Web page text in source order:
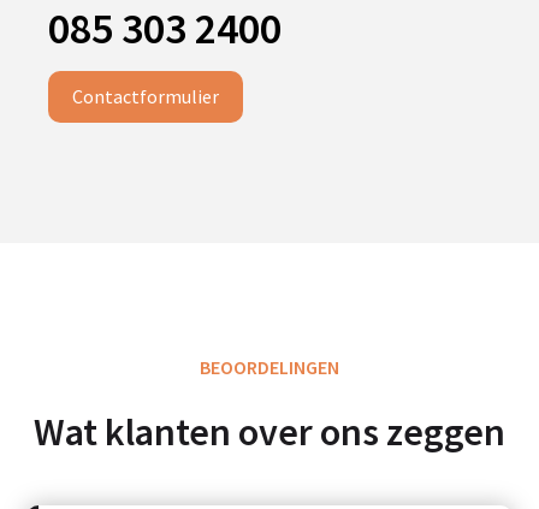
085 303 2400
Contactformulier
BEOORDELINGEN
Wat klanten over ons zeggen